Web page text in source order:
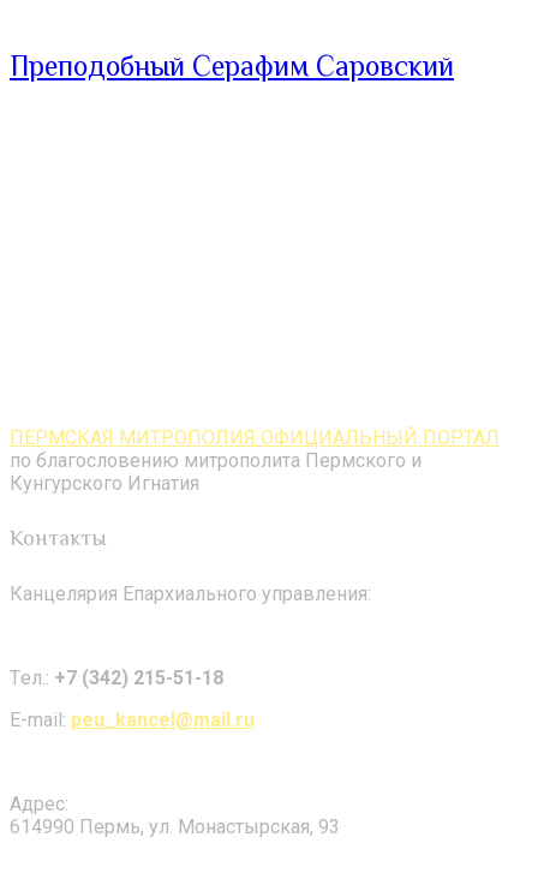
Преподобный Серафим Саровский
ПЕРМСКАЯ МИТРОПОЛИЯ ОФИЦИАЛЬНЫЙ ПОРТАЛ
по благословению митрополита Пермского и
Кунгурского Игнатия
Контакты
Канцелярия Епархиального управления:
Tел.: +7 (342) 215-51-18
E-mail: peu_kancel@mail.ru
Адрес:
614990 Пермь, ул. Монастырская, 93